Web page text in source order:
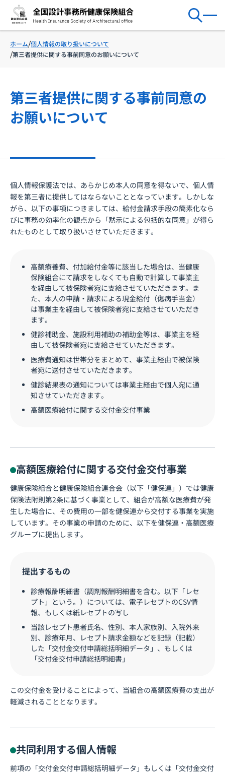
ホーム 個人情報の取り扱いについて
第三者提供に関する事前同意のお願いについて
第三者提供に関する事前同意の
お願いについて
個人情報保護法では、あらかじめ本人の同意を得ないで、個人情
報を第三者に提供してはならないこととなっています。しかしな
がら、以下の事項につきましては、給付金請求手段の簡素化なら
びに事務の効率化の観点から「黙示による包括的な同意」が得ら
れたものとして取り扱いさせていただきます。
高額療養費、付加給付金等に該当した場合は、当健康
保険組合にて請求をしなくても自動で計算して事業主
を経由して被保険者宛に支給させていただきます。ま
た、本人の申請・請求による現金給付（傷病手当金）
は事業主を経由して被保険者宛に支給させていただき
ます。
健診補助金、施設利用補助の補助金等は、事業主を経
由して被保険者宛に支給させていただきます。
医療費通知は世帯分をまとめて、事業主経由で被保険
者宛に送付させていただきます。
健診結果表の通知については事業主経由で個人宛に通
知させていただきます。
高額医療給付に関する交付金交付事業
高額医療給付に関する交付金交付事業
健康保険組合と健康保険組合連合会（以下「健保連」）では健康
保険法附則第2条に基づく事業として、組合が高額な医療費が発
生した場合に、その費用の一部を健保連から交付する事業を実施
しています。その事業の申請のために、以下を健保連・高額医療
グループに提出します。
提出するもの
診療報酬明細書（調剤報酬明細書を含む。以下「レセ
プト」という。）については、電子レセプトのCSV情
報、もしくは紙レセプトの写し
当該レセプト患者氏名、性別、本人家族別、入院外来
別、診療年月、レセプト請求金額などを記録（記載）
した「交付金交付申請総括明細データ」、もしくは
「交付金交付申請総括明細書」
この交付金を受けることによって、当組合の高額医療費の支出が
軽減されることとなります。
共同利用する個人情報
前項の「交付金交付申請総括明細データ」もしくは「交付金交付